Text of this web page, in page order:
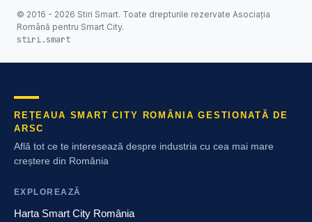
© 2016 - 2026 Stiri Smart. Toate drepturile rezervate Asociația
Română pentru Smart City.
stiri.smart
REȚEAUA SMART CITY ROMÂNIA GESTIONATĂ DE
ARSC
Află tot ce te interesează despre industria cu cea mai mare
creștere din România
EXPLOREAZĂ
Harta Smart City România